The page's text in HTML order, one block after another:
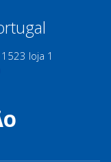
loja 1